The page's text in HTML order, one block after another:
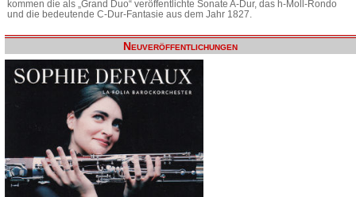
kommen die als „Grand Duo“ veröffentlichte Sonate A-Dur, das h-Moll-Rondo
und die bedeutende C-Dur-Fantasie aus dem Jahr 1827.
Neuveröffentlichungen